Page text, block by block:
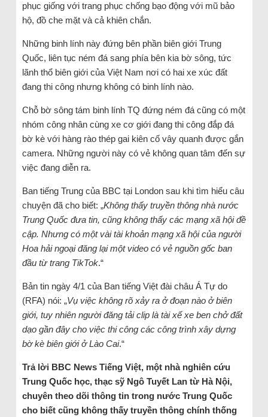
phục giống với trang phục chống bạo động với mũ bảo
hộ, đồ che mặt và cả khiên chắn.
Những binh lính này đứng bên phần biên giới Trung
Quốc, liên tục ném đá sang phía bên kia bờ sông, tức
lãnh thổ biên giới của Việt Nam nơi có hai xe xúc đất
đang thi công nhưng không có binh lính nào.
Chỗ bờ sông tám binh lính TQ đứng ném đá cũng có một
nhóm công nhân cùng xe cơ giới đang thi công đắp đá
bờ kè với hàng rào thép gai kiên cố vây quanh được gắn
camera. Những người này có vẻ không quan tâm đến sự
việc đang diễn ra.
Ban tiếng Trung của BBC tại London sau khi tìm hiểu câu
chuyện đã cho biết: „Không thấy truyền thông nhà nước
Trung Quốc đưa tin, cũng không thấy các mạng xã hội đề
cập. Nhưng có một vài tài khoản mạng xã hội của người
Hoa hải ngoại đăng lại một video có vẻ nguồn gốc ban
đầu từ trang TikTok.“
Bản tin ngày 4/1 của Ban tiếng Việt đài châu Á Tự do
(RFA) nói: „Vụ việc không rõ xảy ra ở đoạn nào ở biên
giới, tuy nhiên người đăng tải clip là tài xế xe ben chở đất
dạo gần đây cho việc thi công các công trình xây dựng
bờ kè biên giới ở Lào Cai.“
Trả lời BBC News Tiếng Việt, một nhà nghiên cứu
Trung Quốc học, thạc sỹ Ngô Tuyết Lan từ Hà Nội,
chuyên theo dõi thông tin trong nước Trung Quốc
cho biết cũng không thấy truyền thông chính thống